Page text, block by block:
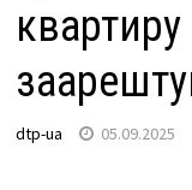
dtp-ua 05.09.2025